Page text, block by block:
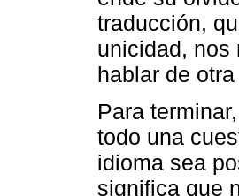
traducción,
unicidad, nos
hablar de
Para
todo una
idioma sea
significa que